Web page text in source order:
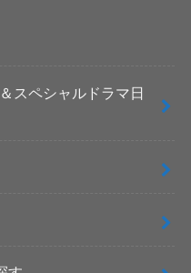
スペシャルドラマ日